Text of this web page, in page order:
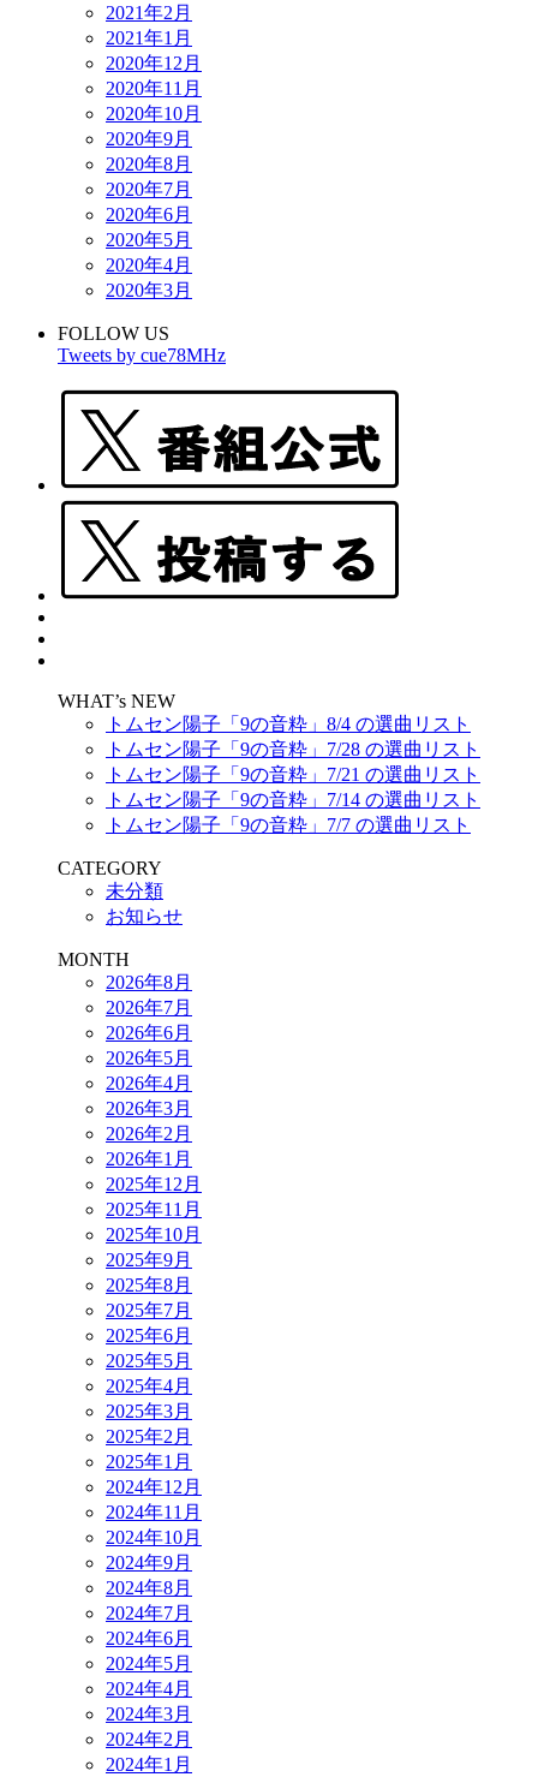
2021年2月
2021年1月
2020年12月
2020年11月
2020年10月
2020年9月
2020年8月
2020年7月
2020年6月
2020年5月
2020年4月
2020年3月
FOLLOW US
Tweets by cue78MHz
WHAT’s NEW
トムセン陽子「9の音粋」8/4 の選曲リスト
トムセン陽子「9の音粋」7/28 の選曲リスト
トムセン陽子「9の音粋」7/21 の選曲リスト
トムセン陽子「9の音粋」7/14 の選曲リスト
トムセン陽子「9の音粋」7/7 の選曲リスト
CATEGORY
未分類
お知らせ
MONTH
2026年8月
2026年7月
2026年6月
2026年5月
2026年4月
2026年3月
2026年2月
2026年1月
2025年12月
2025年11月
2025年10月
2025年9月
2025年8月
2025年7月
2025年6月
2025年5月
2025年4月
2025年3月
2025年2月
2025年1月
2024年12月
2024年11月
2024年10月
2024年9月
2024年8月
2024年7月
2024年6月
2024年5月
2024年4月
2024年3月
2024年2月
2024年1月